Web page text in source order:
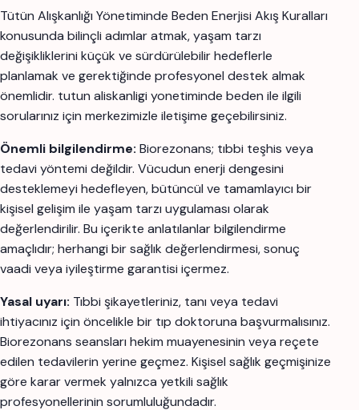
Tütün Alışkanlığı Yönetiminde Beden Enerjisi Akış Kuralları
konusunda bilinçli adımlar atmak, yaşam tarzı
değişikliklerini küçük ve sürdürülebilir hedeflerle
planlamak ve gerektiğinde profesyonel destek almak
önemlidir. tutun aliskanligi yonetiminde beden ile ilgili
sorularınız için merkezimizle iletişime geçebilirsiniz.
Önemli bilgilendirme: Biorezonans; tıbbi teşhis veya
tedavi yöntemi değildir. Vücudun enerji dengesini
desteklemeyi hedefleyen, bütüncül ve tamamlayıcı bir
kişisel gelişim ile yaşam tarzı uygulaması olarak
değerlendirilir. Bu içerikte anlatılanlar bilgilendirme
amaçlıdır; herhangi bir sağlık değerlendirmesi, sonuç
vaadi veya iyileştirme garantisi içermez.
Yasal uyarı: Tıbbi şikayetleriniz, tanı veya tedavi
ihtiyacınız için öncelikle bir tıp doktoruna başvurmalısınız.
Biorezonans seansları hekim muayenesinin veya reçete
edilen tedavilerin yerine geçmez. Kişisel sağlık geçmişinize
göre karar vermek yalnızca yetkili sağlık
profesyonellerinin sorumluluğundadır.